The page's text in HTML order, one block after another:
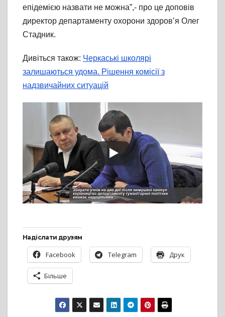
епідемією назвати не можна”,- про це доповів
директор департаменту охорони здоровʼя Олег
Стадник.
Дивіться також: Черкаські школярі
залишаються удома. Рішення комісії з
надзвичайних ситуацій
Надіслати друзям
Facebook Telegram Друк
Більше